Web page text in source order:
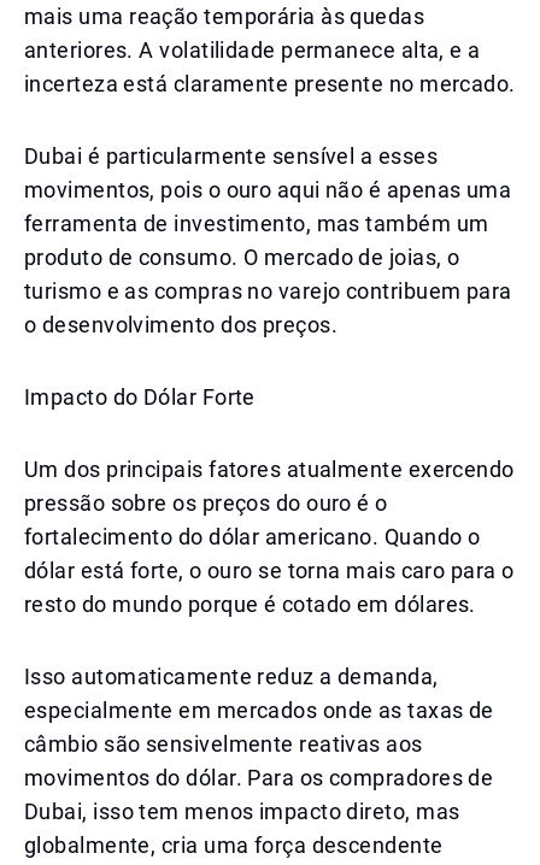
mais uma reação temporária às quedas
anteriores. A volatilidade permanece alta, e a
incerteza está claramente presente no mercado.
Dubai é particularmente sensível a esses
movimentos, pois o ouro aqui não é apenas uma
ferramenta de investimento, mas também um
produto de consumo. O mercado de joias, o
turismo e as compras no varejo contribuem para
o desenvolvimento dos preços.
Impacto do Dólar Forte
Um dos principais fatores atualmente exercendo
pressão sobre os preços do ouro é o
fortalecimento do dólar americano. Quando o
dólar está forte, o ouro se torna mais caro para o
resto do mundo porque é cotado em dólares.
Isso automaticamente reduz a demanda,
especialmente em mercados onde as taxas de
câmbio são sensivelmente reativas aos
movimentos do dólar. Para os compradores de
Dubai, isso tem menos impacto direto, mas
globalmente, cria uma força descendente